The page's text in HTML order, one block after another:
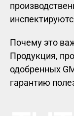
Почему это
Продукция,
одобренных
гарантию